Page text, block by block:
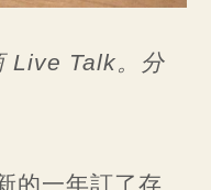
Live Talk。分
的一年訂了存